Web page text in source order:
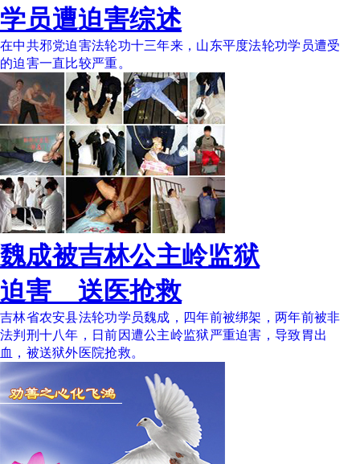
学员遭迫害综述
在中共邪党迫害法轮功十三年来，山东平度法轮功学员遭受
的迫害一直比较严重。
魏成被吉林公主岭监狱
迫害 送医抢救
吉林省农安县法轮功学员魏成，四年前被绑架，两年前被非
法判刑十八年，日前因遭公主岭监狱严重迫害，导致胃出
血，被送狱外医院抢救。